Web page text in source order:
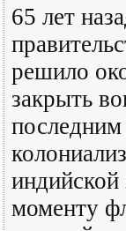
65 лет
решило
закрыть
моменту